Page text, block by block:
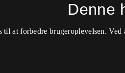
Denne
til at forbedre brugeroplevelsen.